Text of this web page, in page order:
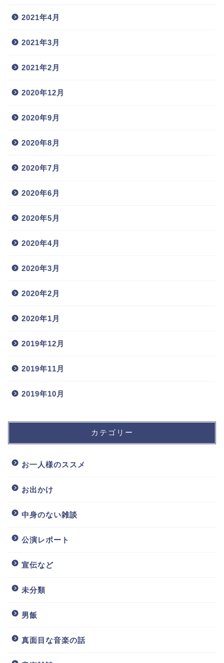
2021年4月
2021年3月
2021年2月
2020年12月
2020年9月
2020年8月
2020年7月
2020年6月
2020年5月
2020年4月
2020年3月
2020年2月
2020年1月
2019年12月
2019年11月
2019年10月
カテゴリー
お一人様のススメ
お出かけ
中身のない雑談
公演レポート
宣伝など
未分類
男飯
真面目な音楽の話